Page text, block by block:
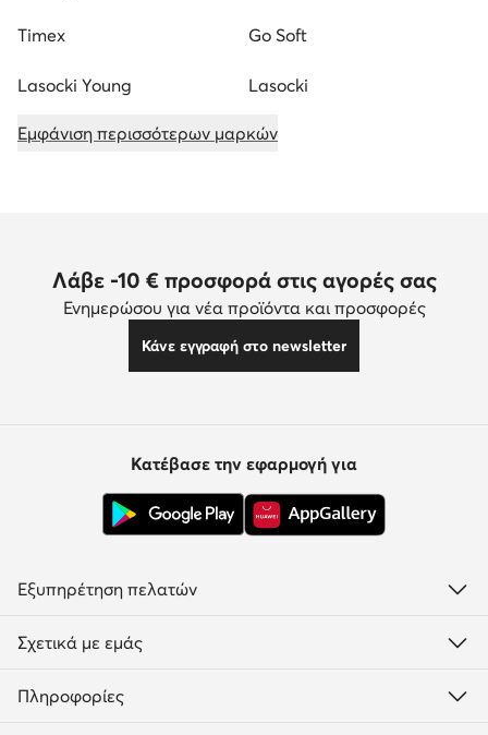
Timex Go Soft
Lasocki Young Lasocki
Εμφάνιση περισσότερων μαρκών
Λάβε -10 € προσφορά στις αγορές σας
Ενημερώσου για νέα προϊόντα και προσφορές
Κάνε εγγραφή στο newsletter
Κατέβασε την εφαρμογή για
Εξυπηρέτηση πελατών
Σχετικά με εμάς
Πληροφορίες